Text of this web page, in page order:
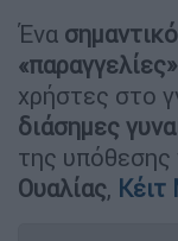
Ένα
«παραγγελίες»
χρήστες στο
διάσημες
της υπόθεσης
Ουαλίας, Κέιτ